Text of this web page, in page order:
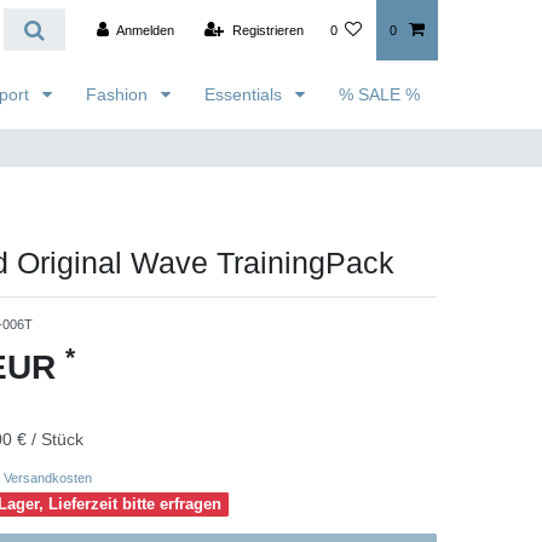
Anmelden Registrieren 0 0
Fashion Essentials % SALE %
Original Wave TrainingPack
006T
*
€ / Stück
Versandkosten
Lieferzeit bitte erfragen